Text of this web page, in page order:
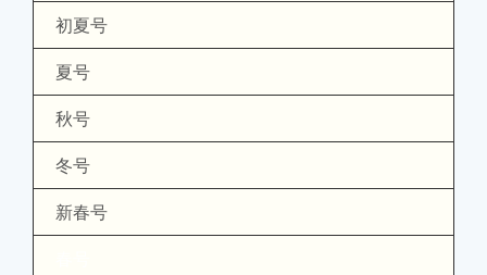
初夏号
夏号
秋号
冬号
新春号